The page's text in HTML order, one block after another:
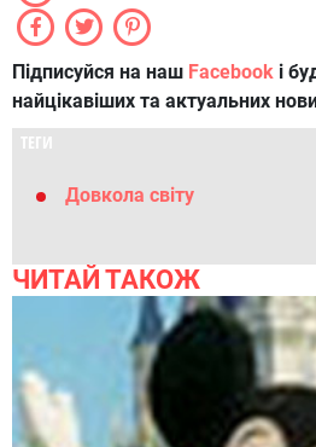
Підписуйся на наш Facebook і
найцікавіших та актуальних
ТЕГИ
Довкола світу
ЧИТАЙ ТАКОЖ